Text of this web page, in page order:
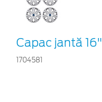
Capac jantă 16"
1704581